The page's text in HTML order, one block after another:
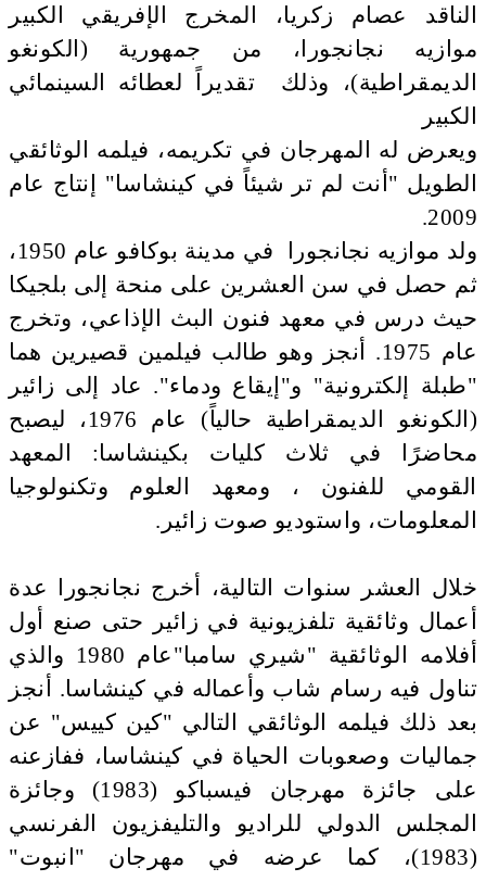
الناقد عصام زكريا، المخرج الإفريقي الكبير
موازيه نجانجورا، من جمهورية (الكونغو
الديمقراطية)، وذلك تقديراً لعطائه السينمائي
الكبير
ويعرض له المهرجان في تكريمه، فيلمه الوثائقي
الطويل "أنت لم تر شيئاً في كينشاسا" إنتاج عام
2009.
ولد موازيه نجانجورا في مدينة بوكافو عام 1950،
ثم حصل في سن العشرين على منحة إلى بلجيكا
حيث درس في معهد فنون البث الإذاعي، وتخرج
عام 1975. أنجز وهو طالب فيلمين قصيرين هما
"طبلة إلكترونية" و"إيقاع ودماء". عاد إلى زائير
(الكونغو الديمقراطية حالياً) عام 1976، ليصبح
محاضرًا في ثلاث كليات بكينشاسا: المعهد
القومي للفنون ، ومعهد العلوم وتكنولوجيا
المعلومات، واستوديو صوت زائير.
خلال العشر سنوات التالية، أخرج نجانجورا عدة
أعمال وثائقية تلفزيونية في زائير حتى صنع أول
أفلامه الوثائقية "شيري سامبا"عام 1980 والذي
تناول فيه رسام شاب وأعماله في كينشاسا. أنجز
بعد ذلك فيلمه الوثائقي التالي "كين كييس" عن
جماليات وصعوبات الحياة في كينشاسا، ففازعنه
على جائزة مهرجان فيسباكو (1983) وجائزة
المجلس الدولي للراديو والتليفزيون الفرنسي
(1983)، كما عرضه في مهرجان "انبوت"